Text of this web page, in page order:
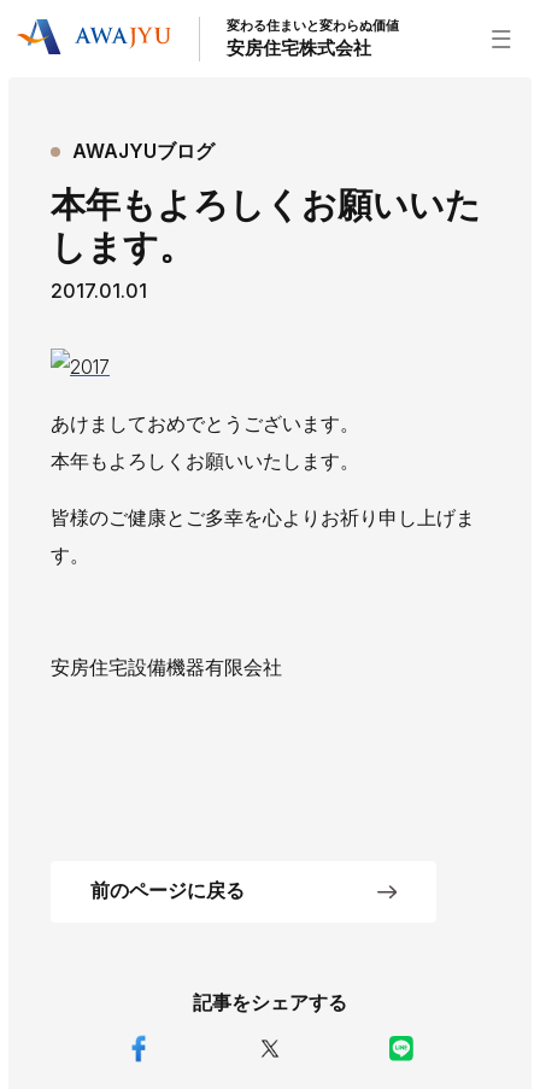
リフォーム事業 外装事業
新築住宅事業
不動産事業
インテリア事業
大型物件事業
安房住宅について
スタッフ紹介
社長ブログ イベント お知らせ
チラシ
AWAJYUブログ
採用情報
変わる住まいと変わらぬ価値
安房住宅株式会社
記事をシェアする
AWAJYUブログ
本年もよろしくお願いいた
します。
2017.01.01
あけましておめでとうございます。
本年もよろしくお願いいたします。
皆様のご健康とご多幸を心よりお祈り申し上げま
す。
安房住宅設備機器有限会社
前のページに戻る